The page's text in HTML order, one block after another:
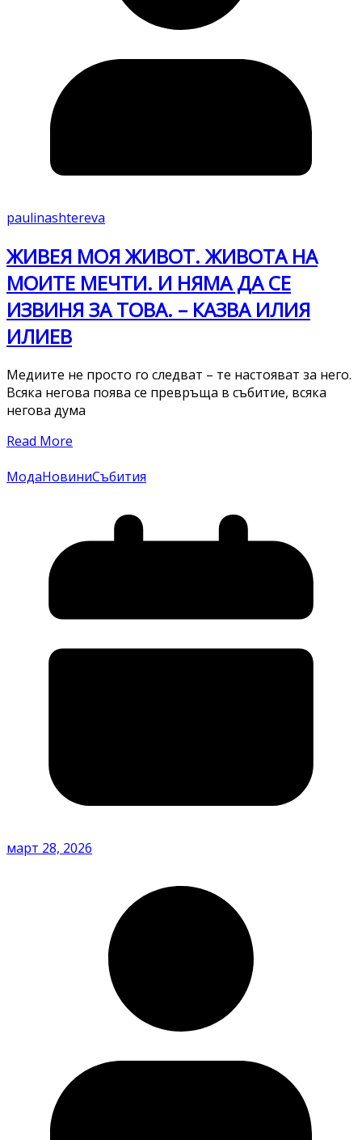
paulinashtereva
ЖИВЕЯ МОЯ ЖИВОТ. ЖИВОТА НА
МОИТЕ МЕЧТИ. И НЯМА ДА СЕ
ИЗВИНЯ ЗА ТОВА. – КАЗВА ИЛИЯ
ИЛИЕВ
Медиите не просто го следват – те настояват за него.
Всяка негова поява се превръща в събитие, всяка
негова дума
Read More
МодаНовиниСъбития
март 28, 2026